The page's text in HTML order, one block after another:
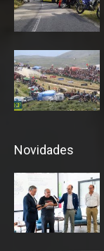
Novidades